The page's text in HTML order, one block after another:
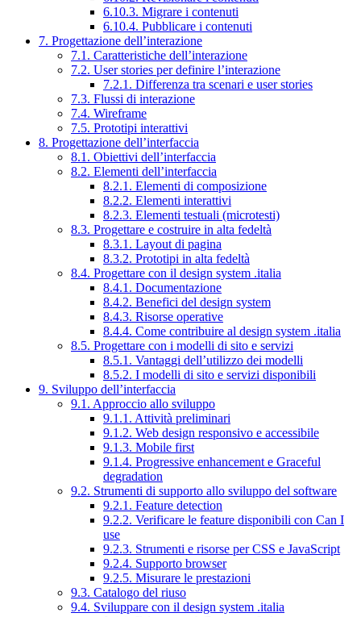
6.10.3. Migrare i contenuti
6.10.4. Pubblicare i contenuti
7. Progettazione dell’interazione
7.1. Caratteristiche dell’interazione
7.2. User stories per definire l’interazione
7.2.1. Differenza tra scenari e user stories
7.3. Flussi di interazione
7.4. Wireframe
7.5. Prototipi interattivi
8. Progettazione dell’interfaccia
8.1. Obiettivi dell’interfaccia
8.2. Elementi dell’interfaccia
8.2.1. Elementi di composizione
8.2.2. Elementi interattivi
8.2.3. Elementi testuali (microtesti)
8.3. Progettare e costruire in alta fedeltà
8.3.1. Layout di pagina
8.3.2. Prototipi in alta fedeltà
8.4. Progettare con il design system .italia
8.4.1. Documentazione
8.4.2. Benefici del design system
8.4.3. Risorse operative
8.4.4. Come contribuire al design system .italia
8.5. Progettare con i modelli di sito e servizi
8.5.1. Vantaggi dell’utilizzo dei modelli
8.5.2. I modelli di sito e servizi disponibili
9. Sviluppo dell’interfaccia
9.1. Approccio allo sviluppo
9.1.1. Attività preliminari
9.1.2. Web design responsivo e accessibile
9.1.3. Mobile first
9.1.4. Progressive enhancement e Graceful
degradation
9.2. Strumenti di supporto allo sviluppo del software
9.2.1. Feature detection
9.2.2. Verificare le feature disponibili con Can I
use
9.2.3. Strumenti e risorse per CSS e JavaScript
9.2.4. Supporto browser
9.2.5. Misurare le prestazioni
9.3. Catalogo del riuso
9.4. Sviluppare con il design system .italia